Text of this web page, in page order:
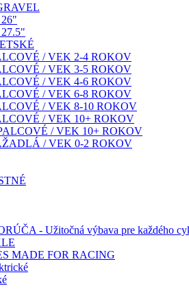
/ VEK 2-4 ROKOV
/ VEK 3-5 ROKOV
/ VEK 4-6 ROKOV
/ VEK 6-8 ROKOV
/ VEK 8-10 ROKOV
/ VEK 10+ ROKOV
/ VEK 10+ ROKOV
/ VEK 0-2 ROKOV
- Užitočná výbava pre každého
MADE FOR RACING